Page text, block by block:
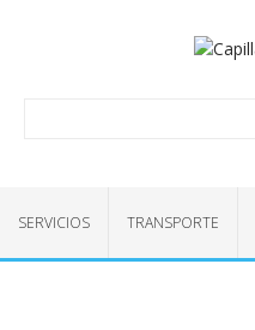
SERVICIOS TRANSPORTE